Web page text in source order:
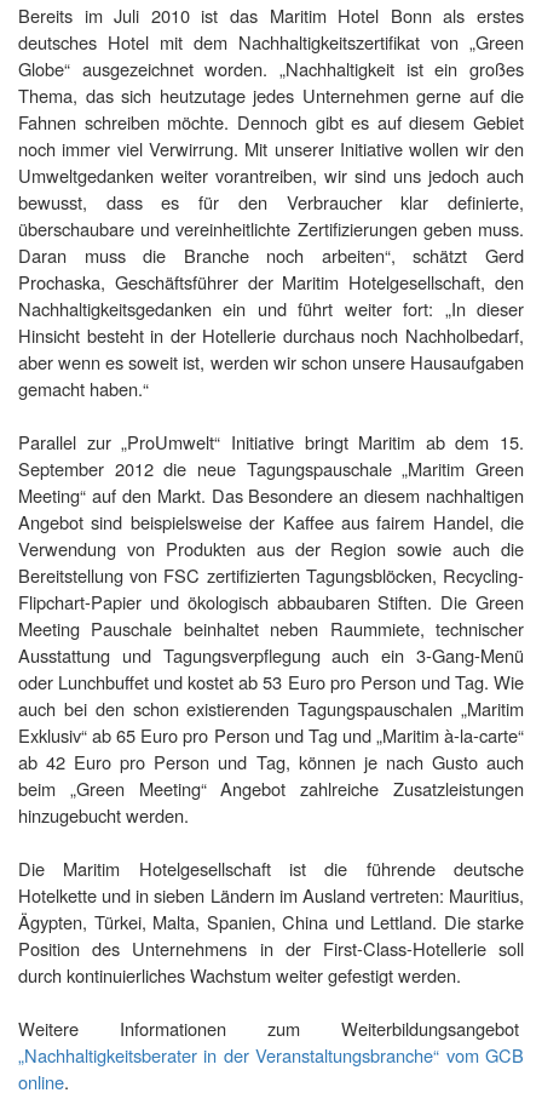
Bereits im Juli 2010 ist das Maritim Hotel Bonn als erstes
deutsches Hotel mit dem Nachhaltigkeitszertifikat von „Green
Globe“ ausgezeichnet worden. „Nachhaltigkeit ist ein großes
Thema, das sich heutzutage jedes Unternehmen gerne auf die
Fahnen schreiben möchte. Dennoch gibt es auf diesem Gebiet
noch immer viel Verwirrung. Mit unserer Initiative wollen wir den
Umweltgedanken weiter vorantreiben, wir sind uns jedoch auch
bewusst, dass es für den Verbraucher klar definierte,
überschaubare und vereinheitlichte Zertifizierungen geben muss.
Daran muss die Branche noch arbeiten“, schätzt Gerd
Prochaska, Geschäftsführer der Maritim Hotelgesellschaft, den
Nachhaltigkeitsgedanken ein und führt weiter fort: „In dieser
Hinsicht besteht in der Hotellerie durchaus noch Nachholbedarf,
aber wenn es soweit ist, werden wir schon unsere Hausaufgaben
gemacht haben.“
Parallel zur „ProUmwelt“ Initiative bringt Maritim ab dem 15.
September 2012 die neue Tagungspauschale „Maritim Green
Meeting“ auf den Markt. Das Besondere an diesem nachhaltigen
Angebot sind beispielsweise der Kaffee aus fairem Handel, die
Verwendung von Produkten aus der Region sowie auch die
Bereitstellung von FSC zertifizierten Tagungsblöcken, Recycling-
Flipchart-Papier und ökologisch abbaubaren Stiften. Die Green
Meeting Pauschale beinhaltet neben Raummiete, technischer
Ausstattung und Tagungsverpflegung auch ein 3-Gang-Menü
oder Lunchbuffet und kostet ab 53 Euro pro Person und Tag. Wie
auch bei den schon existierenden Tagungspauschalen „Maritim
Exklusiv“ ab 65 Euro pro Person und Tag und „Maritim à-la-carte“
ab 42 Euro pro Person und Tag, können je nach Gusto auch
beim „Green Meeting“ Angebot zahlreiche Zusatzleistungen
hinzugebucht werden.
Die Maritim Hotelgesellschaft ist die führende deutsche
Hotelkette und in sieben Ländern im Ausland vertreten: Mauritius,
Ägypten, Türkei, Malta, Spanien, China und Lettland. Die starke
Position des Unternehmens in der First-Class-Hotellerie soll
durch kontinuierliches Wachstum weiter gefestigt werden.
Weitere Informationen zum Weiterbildungsangebot
„Nachhaltigkeitsberater in der Veranstaltungsbranche“ vom GCB
online.